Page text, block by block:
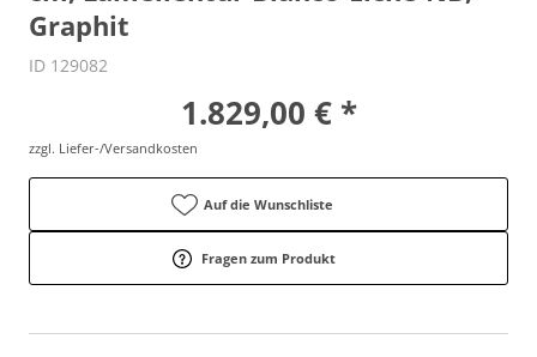
Graphit
ID 129082
1.829,00 € *
zzgl. Liefer-/Versandkosten
Auf die Wunschliste
Fragen zum Produkt